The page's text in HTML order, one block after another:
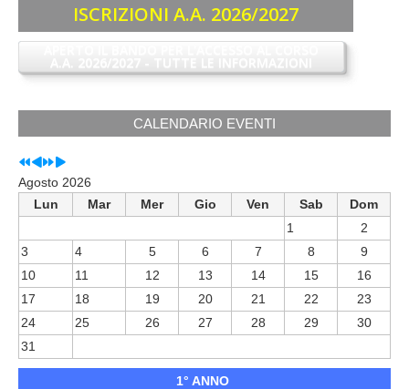
ISCRIZIONI A.A. 2026/2027
CALENDARIO EVENTI
Agosto 2026
Lun
Mar Mer Gio Ven Sab
Dom
1
2
3
4 5 6 7 8
9
10
11 12 13 14 15
16
17
18 19 20 21 22
23
24
25 26 27 28 29
30
31
1° ANNO